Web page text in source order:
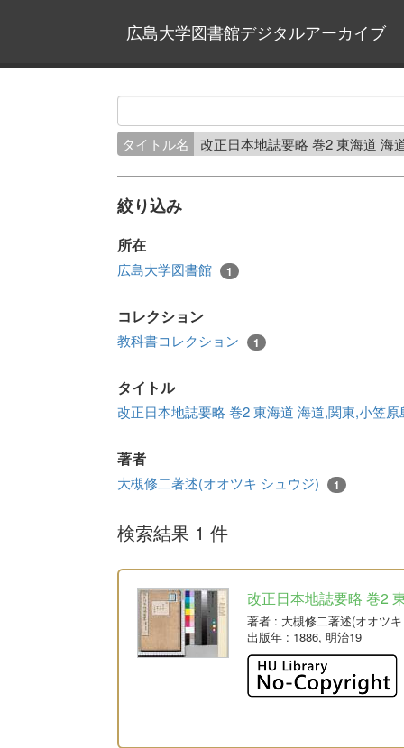
広島大学図書館デジタルアーカイブ
タイトル名 改正日本地誌要略 巻2 東海道 海
絞り込み
所在
広島大学図書館 1
コレクション
教科書コレクション 1
タイトル
改正日本地誌要略 巻2 東海道 海道,関東,小笠
著者
大槻修二著述(オオツキ シュウジ) 1
検索結果 1 件
改正日本地誌要略 巻2
著者 : 大槻修二著述(オオツ
出版年 : 1886, 明治19